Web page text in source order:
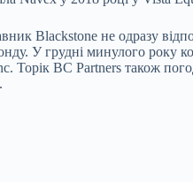
Blackstone не одразу
У грудні минулого року
Торік BC Partners також